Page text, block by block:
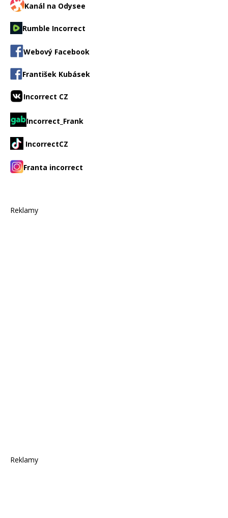
Kanál na Odysee
Rumble Incorrect
Webový Facebook
František Kubásek
Incorrect CZ
Incorrect_Frank
IncorrectCZ
Franta incorrect
Reklamy
Reklamy